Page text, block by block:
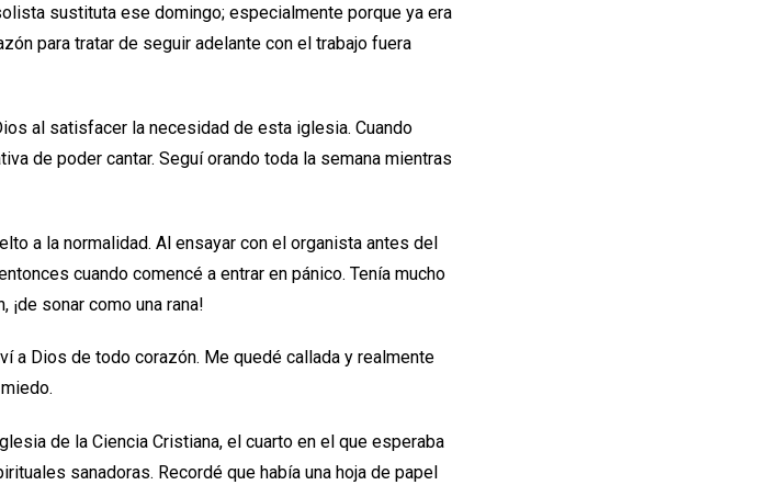
sustituta ese domingo; especialmente porque ya era
para tratar de seguir adelante con el trabajo fuera
al satisfacer la necesidad de esta iglesia. Cuando
de poder cantar. Seguí orando toda la semana mientras
a la normalidad. Al ensayar con el organista antes del
cuando comencé a entrar en pánico. Tenía mucho
¡de sonar como una rana!
a Dios de todo corazón. Me quedé callada y realmente
de la Ciencia Cristiana, el cuarto en el que esperaba
sanadoras. Recordé que había una hoja de papel